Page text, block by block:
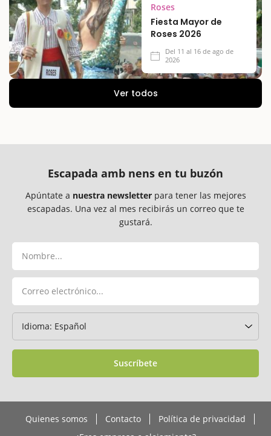
Roses
Fiesta Mayor de
Roses 2026
Del 11 al 16 de ago de
2026
Ver todos
Escapada amb nens en tu buzón
Apúntate a nuestra newsletterpara tener las mejores
escapadas. Una vez al mes recibirás un correo que te
gustará.
Suscríbete
Quienes somos Contacto
Política de privacidad